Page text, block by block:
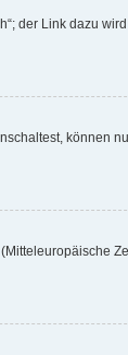
der Link dazu
können